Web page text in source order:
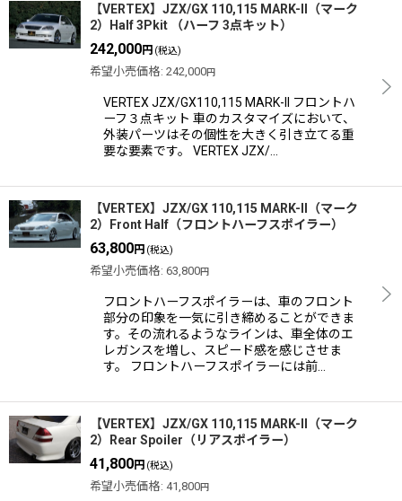
【VERTEX】JZX/GX 110,115 MARK-II（マーク
2）Half 3Pkit （ハーフ 3点キット）
242,000円 (税込)
希望小売価格: 242,000円
VERTEX JZX/GX110,115 MARK-II フロントハ
ーフ３点キット 車のカスタマイズにおいて、
外装パーツはその個性を大きく引き立てる重
要な要素です。 VERTEX JZX/…
【VERTEX】JZX/GX 110,115 MARK-II（マーク
2）Front Half（フロントハーフスポイラー）
63,800円 (税込)
希望小売価格: 63,800円
フロントハーフスポイラーは、車のフロント
部分の印象を一気に引き締めることができま
す。その流れるようなラインは、車全体のエ
レガンスを増し、スピード感を感じさせま
す。 フロントハーフスポイラーには前…
【VERTEX】JZX/GX 110,115 MARK-II（マーク
2）Rear Spoiler（リアスポイラー）
41,800円 (税込)
希望小売価格: 41,800円